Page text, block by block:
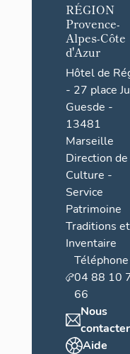
RÉGION
Provence-
Alpes-Côte
d'Azur
Hôtel de
- 27 place
Guesde -
13481
Marseille
Direction
Culture -
Service
Patrimoine
Traditions et
Inventaire
Téléphone
04 88 10
66
Nous
contacter
Aide